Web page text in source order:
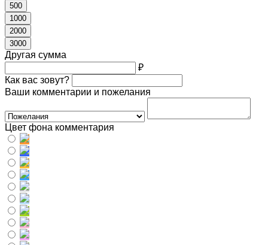
500
1000
2000
3000
Другая сумма
₽
Как вас зовут?
Ваши комментарии и пожелания
Цвет фона комментария